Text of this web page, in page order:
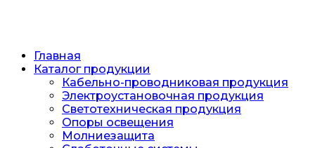
Главная
Каталог продукции
Кабельно-проводниковая продукция
Электроустановочная продукция
Светотехническая продукция
Опоры освещения
Молниезащита